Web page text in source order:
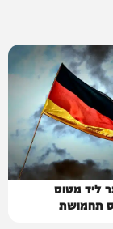
ליד מטוס
תחמושת